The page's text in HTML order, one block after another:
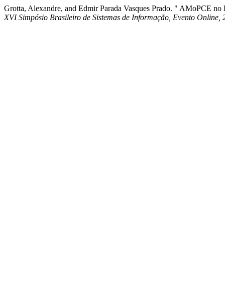
Grotta, Alexandre, and Edmir Parada Vasques Prado. " AMoPCE
XVI Simpósio Brasileiro de Sistemas de Informação, Evento Online,